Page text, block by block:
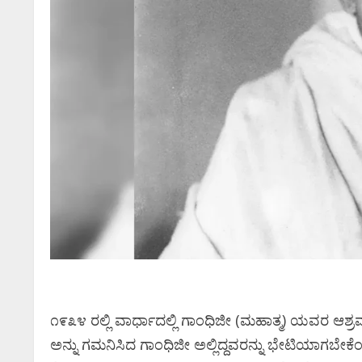
೧೯೩೪ ರಲ್ಲಿ ವಾರ್ಧಾದಲ್ಲಿ ಗಾಂಧಿಜೀ (ಮಹಾತ್ಮ) ಯವರ
ಅನ್ನು ಗಮನಿಸಿದ ಗಾಂಧಿಜೀ ಅಲ್ಲಿದ್ದವರನ್ನು